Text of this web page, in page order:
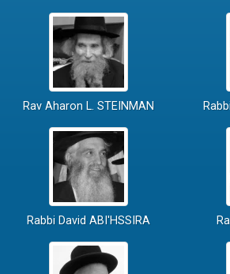
Rav Aharon L. STEINMAN
Rabbi David ABI'HSSIRA